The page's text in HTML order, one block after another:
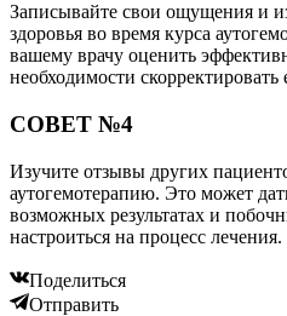
Записывайте свои ощущения и
здоровья во время курса
вашему врачу оценить
необходимости скорректировать
СОВЕТ №4
Изучите отзывы других
аутогемотерапию. Это может
возможных результатах и
настроиться на процесс лечения.
Поделиться
Отправить